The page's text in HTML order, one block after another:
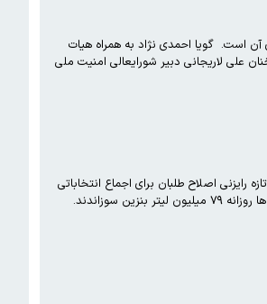
رهبر انقلاب یکی از تیترهای آن است. ‌ گویا احمدی نژاد به همراه هیات
علی لاریجانی دبیر شورایعالی امنیت ملی
سوی مجمع ملی، تیتر اول شماره امروز سه شنبه ۹ فروردین سال ۱۳۸۴ روزنامه ایران است. ایران از دور تازه رایزنی اصلاح طلبان برای اجماع انتخاباتی
خبر داده و خبر دیگر اینکه با با تصویب هیات وزیران ستاد ملی ساماندهی امور جوانان تشکیل شد. این روزنامه نوشته که در روزهای پایانی سال ۸۳، ایرانی ها روزانه ۷۹ میلیون لیتر بنزین سوزاندند.